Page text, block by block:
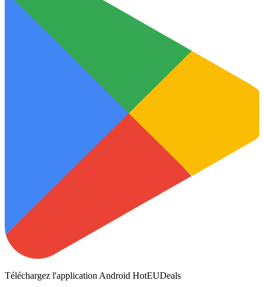
Téléchargez l'application Android HotEUDeals